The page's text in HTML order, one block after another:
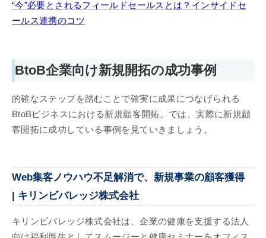
“今”必要とされるフィールドセールスとは？インサイドセ
ールス連携のコツ
BtoB企業向け新規開拓の成功事例
的確なステップを踏むことで確実に成果につなげられる
BtoBビジネスにおける新規顧客開拓。では、実際に新規顧
客開拓に成功している事例を見ていきましょう。
Web集客ノウハウ不足解消で、新規事業の顧客獲得
| キリンビバレッジ株式会社
キリンビバレッジ株式会社は、企業の健康を支援する法人